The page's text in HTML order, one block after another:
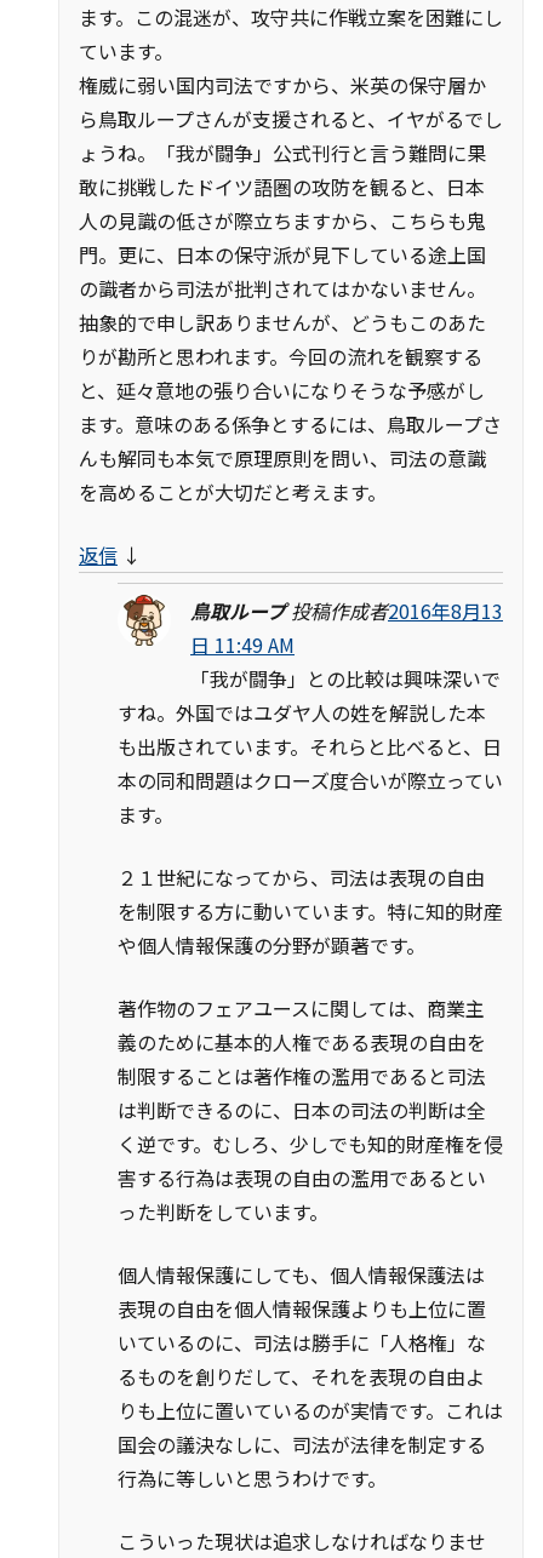
ます。この混迷が、攻守共に作戦立案を困難にし
ています。
権威に弱い国内司法ですから、米英の保守層か
ら鳥取ループさんが支援されると、イヤがるでし
ょうね。「我が闘争」公式刊行と言う難問に果
敢に挑戦したドイツ語圏の攻防を観ると、日本
人の見識の低さが際立ちますから、こちらも鬼
門。更に、日本の保守派が見下している途上国
の識者から司法が批判されてはかないません。
抽象的で申し訳ありませんが、どうもこのあた
りが勘所と思われます。今回の流れを観察する
と、延々意地の張り合いになりそうな予感がし
ます。意味のある係争とするには、鳥取ループさ
んも解同も本気で原理原則を問い、司法の意識
を高めることが大切だと考えます。
返信 ↓
鳥取ループ 投稿作成者2016年8月13
日 11:49 AM
「我が闘争」との比較は興味深いで
すね。外国ではユダヤ人の姓を解説した本
も出版されています。それらと比べると、日
本の同和問題はクローズ度合いが際立ってい
ます。
２１世紀になってから、司法は表現の自由
を制限する方に動いています。特に知的財産
や個人情報保護の分野が顕著です。
著作物のフェアユースに関しては、商業主
義のために基本的人権である表現の自由を
制限することは著作権の濫用であると司法
は判断できるのに、日本の司法の判断は全
く逆です。むしろ、少しでも知的財産権を侵
害する行為は表現の自由の濫用であるとい
った判断をしています。
個人情報保護にしても、個人情報保護法は
表現の自由を個人情報保護よりも上位に置
いているのに、司法は勝手に「人格権」な
るものを創りだして、それを表現の自由よ
りも上位に置いているのが実情です。これは
国会の議決なしに、司法が法律を制定する
行為に等しいと思うわけです。
こういった現状は追求しなければなりませ